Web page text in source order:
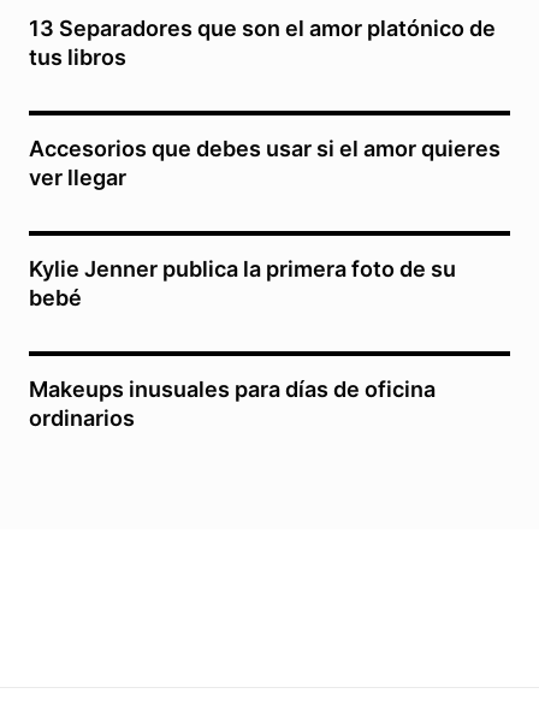
13 Separadores que son el amor platónico de
tus libros
Accesorios que debes usar si el amor quieres
ver llegar
Kylie Jenner publica la primera foto de su
bebé
Makeups inusuales para días de oficina
ordinarios